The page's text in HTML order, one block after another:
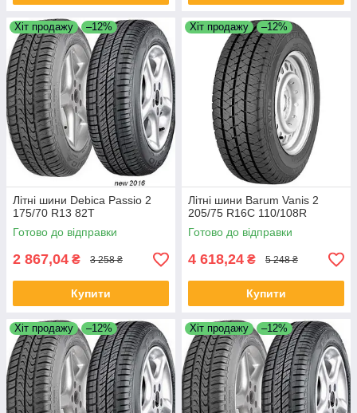
Хіт продажу –12%
Літні шини Debica Passio 2
175/70 R13 82T
Готово до відправки
2 867,04 ₴ 3 258 ₴
Купити
Хіт продажу –12%
Літні шини Barum Vanis 2
205/75 R16C 110/108R
Готово до відправки
4 618,24 ₴ 5 248 ₴
Купити
Хіт продажу –12% Хіт продажу –12%